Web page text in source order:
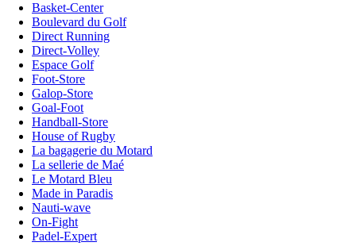
Basket-Center
Boulevard du Golf
Direct Running
Direct-Volley
Espace Golf
Foot-Store
Galop-Store
Goal-Foot
Handball-Store
House of Rugby
La bagagerie du Motard
La sellerie de Maé
Le Motard Bleu
Made in Paradis
Nauti-wave
On-Fight
Padel-Expert